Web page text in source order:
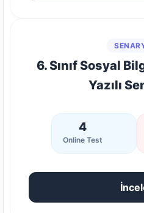
6. Sınıf Sosyal
Yazılı
4
Online Test